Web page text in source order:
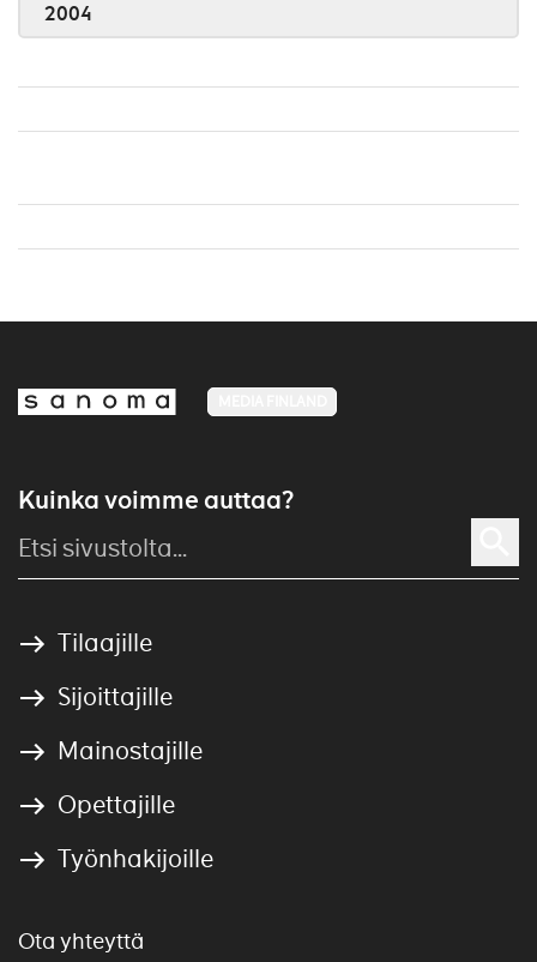
2004
Kuinka voimme auttaa?
Tilaajille
Sijoittajille
Mainostajille
Opettajille
Työnhakijoille
Ota yhteyttä